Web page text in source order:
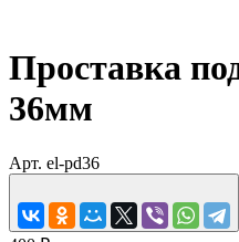
Проставка
36мм
Арт. el-pd36